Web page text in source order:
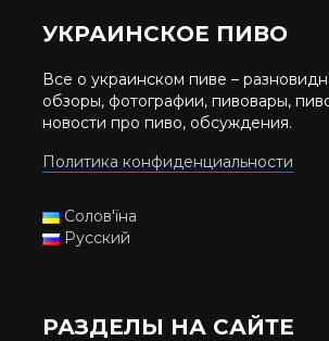
УКРАИНСКОЕ ПИВО
Все о украинском пиве –
обзоры, фотографии, пивовары,
новости про пиво, обсуждения.
Политика конфиденциальности
Солов'їна
Русский
РАЗДЕЛЫ НА САЙТЕ